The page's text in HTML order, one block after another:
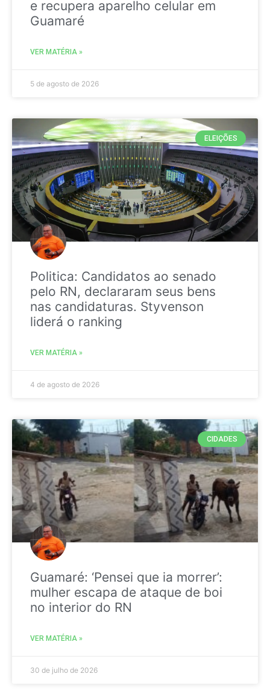
e recupera aparelho celular em
Guamaré
VER MATÉRIA »
5 de agosto de 2026
ELEIÇÕES
Politica: Candidatos ao senado
pelo RN, declararam seus bens
nas candidaturas. Styvenson
liderá o ranking
VER MATÉRIA »
4 de agosto de 2026
CIDADES
Guamaré: ‘Pensei que ia morrer’:
mulher escapa de ataque de boi
no interior do RN
VER MATÉRIA »
30 de julho de 2026